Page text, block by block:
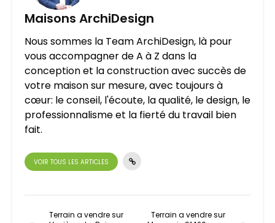
Maisons ArchiDesign
Nous sommes la Team ArchiDesign, là pour
vous accompagner de A à Z dans la
conception et la construction avec succès de
votre maison sur mesure, avec toujours à
cœur: le conseil, l'écoute, la qualité, le design, le
professionnalisme et la fierté du travail bien
fait.
VOIR TOUS LES ARTICLES
Terrain a vendre sur
Terrain a vendre sur